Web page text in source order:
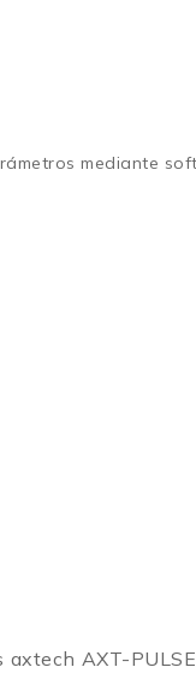
mediante
AXT-